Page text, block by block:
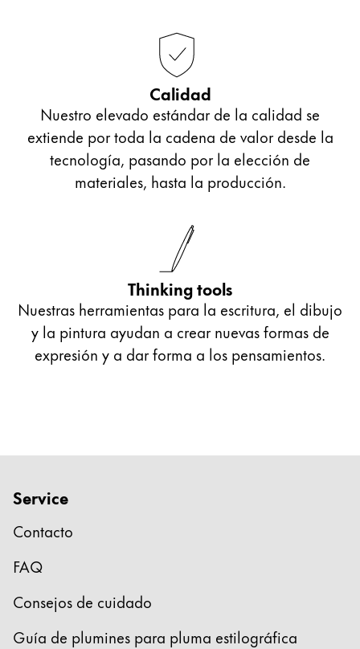
Calidad
Nuestro elevado estándar de la calidad se
extiende por toda la cadena de valor desde la
tecnología, pasando por la elección de
materiales, hasta la producción.
Thinking tools
Nuestras herramientas para la escritura, el dibujo
y la pintura ayudan a crear nuevas formas de
expresión y a dar forma a los pensamientos.
Service
Contacto
FAQ
Consejos de cuidado
Guía de plumines para pluma estilográfica